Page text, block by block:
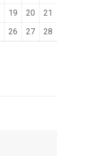
19 20
21
26 27
28